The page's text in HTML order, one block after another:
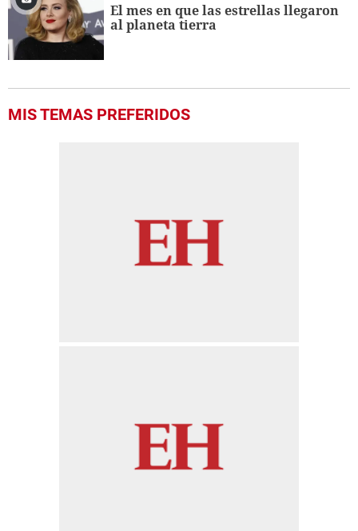
El mes en que las estrellas llegaron
al planeta tierra
MIS TEMAS PREFERIDOS